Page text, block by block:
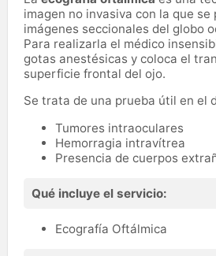
imagen no invasiva con la que
imágenes seccionales del globo
Para realizarla el médico
gotas anestésicas y coloca el
superficie frontal del ojo.
Se trata de una prueba útil en el
Tumores intraoculares
Hemorragia intravítrea
Presencia de cuerpos
Qué incluye el servicio:
Ecografía Oftálmica